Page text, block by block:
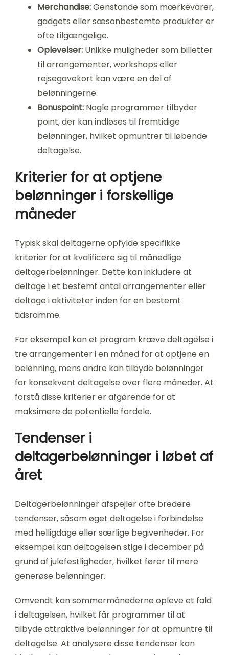
Merchandise:Genstande som mærkevarer,
gadgets eller sæsonbestemte produkter er
ofte tilgængelige.
Oplevelser: Unikke muligheder som billetter
til arrangementer, workshops eller
rejsegavekort kan være en del af
belønningerne.
Bonuspoint: Nogle programmer tilbyder
point, der kan indløses til fremtidige
belønninger, hvilket opmuntrer til løbende
deltagelse.
Kriterier for at optjene
belønninger i forskellige
måneder
Typisk skal deltagerne opfylde specifikke
kriterier for at kvalificere sig til månedlige
deltagerbelønninger. Dette kan inkludere at
deltage i et bestemt antal arrangementer eller
deltage i aktiviteter inden for en bestemt
tidsramme.
For eksempel kan et program kræve deltagelse i
tre arrangementer i en måned for at optjene en
belønning, mens andre kan tilbyde belønninger
for konsekvent deltagelse over flere måneder. At
forstå disse kriterier er afgørende for at
maksimere de potentielle fordele.
Tendenser i
deltagerbelønninger i løbet af
året
Deltagerbelønninger afspejler ofte bredere
tendenser, såsom øget deltagelse i forbindelse
med helligdage eller særlige begivenheder. For
eksempel kan deltagelsen stige i december på
grund af julefestligheder, hvilket fører til mere
generøse belønninger.
Omvendt kan sommermånederne opleve et fald
i deltagelsen, hvilket får programmer til at
tilbyde attraktive belønninger for at opmuntre til
deltagelse. At analysere disse tendenser kan